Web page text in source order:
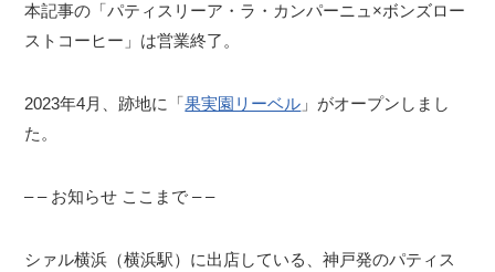
本記事の「パティスリーア・ラ・カンパーニュ×ボンズロー
ストコーヒー」は営業終了。
2023年4月、跡地に「果実園リーベル 」がオープンしまし
た。
– – お知らせ ここまで – –
シァル横浜（横浜駅）に出店している、神戸発のパティス